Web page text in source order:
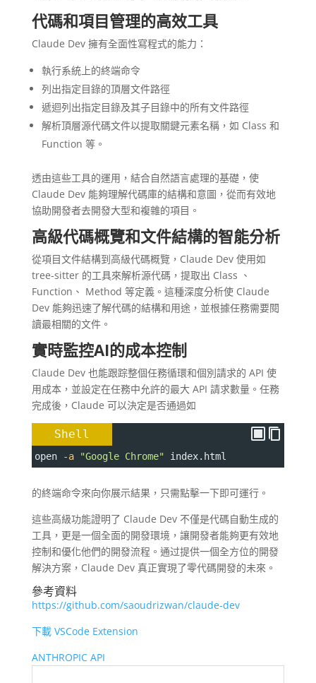
代碼和項目管理的高效工具
Claude Dev 擁有全面性寫程式的能力：
執行系統上的終端命令
列出指定目錄的頂層文件路徑
遞迴列出指定目錄及其子目錄中的所有文件路徑
解析頂層源代碼文件以提取關鍵元素名稱，如 Class 和
Function 等。
透由這些工具的運用，結合自然語言處理的基礎，使
Claude Dev 能夠理解代碼庫的結構和意圖，從而有效地
協助開發者去開發大型和複雜的項目。
高級代碼概覽和文件結構的智能分析
從項目文件結構到高級代碼概覽，Claude Dev 使用如
tree-sitter 的工具來解析源代碼，提取出 Class 、
Function、 Method 等定義。這種深度分析使 Claude
Dev 能夠迅速了解代碼的結構和用途，並根據任務需要閱
讀最相關的文件。
實時監控AI的成本控制
Claude Dev 也能跟踪整個任務循環和個別請求的 API 使
用成本，並設定在任務中允許的最大 API 請求數量。任務
完成後，Claude 可以決定是否通過如
Shell
open -a "Google Chrome" index.html
的終端命令來向你展示結果，只需點擊一下即可運行。
這些高級功能證明了 Claude Dev 不僅是代碼自動生成的
工具，更是一個全面的開發環境，讓開發者能夠更有效地
控制和優化他們的開發流程。通过提供一個全方位的開發
解決方案，Claude Dev 真正實現了零代碼開發的未來。
參考資料
https://github.com/saoudrizwan/claude-dev
下載 VSCode Extension
ANTHROPIC API